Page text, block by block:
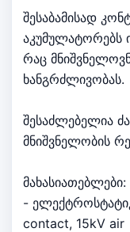
შესაბამისად
აკუმულატორებს
რაც
ხანგრძლივობას.
შესაძლებელია
მნიშვნელობის
მახასიათებლები:
-
contact, 15kV air